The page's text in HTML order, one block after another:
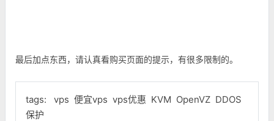
最后加点东西，请认真看购买页面的提示，有很多限制的。
tags: vps 便宜vps vps优惠 KVM OpenVZ DDOS
保护